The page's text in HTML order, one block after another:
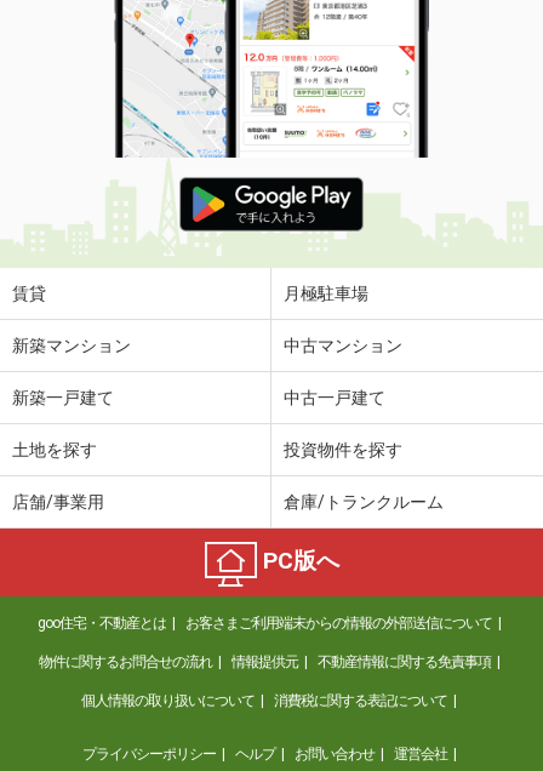
賃貸 月極駐車場
新築マンション 中古マンション
新築一戸建て 中古一戸建て
土地を探す 投資物件を探す
店舗/事業用 倉庫/トランクルーム
PC版へ
goo住宅・不動産とは お客さまご利用端末からの情報の外部送信について
物件に関するお問合せの流れ 情報提供元 不動産情報に関する免責事項
個人情報の取り扱いについて 消費税に関する表記について
プライバシーポリシー ヘルプ お問い合わせ 運営会社